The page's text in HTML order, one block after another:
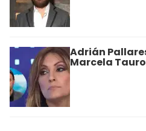
Adrián
Marcela